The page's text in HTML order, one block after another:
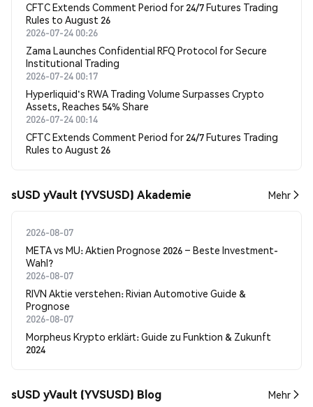
CFTC Extends Comment Period for 24/7 Futures Trading
Rules to August 26
2026-07-24 00:26
Zama Launches Confidential RFQ Protocol for Secure
Institutional Trading
2026-07-24 00:17
Hyperliquid's RWA Trading Volume Surpasses Crypto
Assets, Reaches 54% Share
2026-07-24 00:14
CFTC Extends Comment Period for 24/7 Futures Trading
Rules to August 26
sUSD yVault (YVSUSD) Akademie Mehr
2026-08-07
META vs MU: Aktien Prognose 2026 – Beste Investment-
Wahl?
2026-08-07
RIVN Aktie verstehen: Rivian Automotive Guide &
Prognose
2026-08-07
Morpheus Krypto erklärt: Guide zu Funktion & Zukunft
2024
sUSD yVault (YVSUSD) Blog Mehr